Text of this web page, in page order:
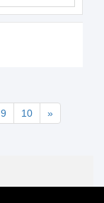
9 10 »